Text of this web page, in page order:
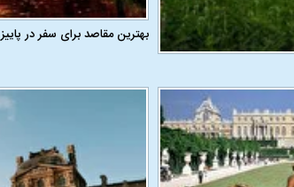
بهترین مقاصد برای سفر در پاییز